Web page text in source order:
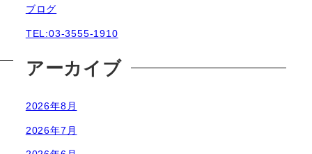
ブログ
TEL:03-3555-1910
アーカイブ
2026年8月
2026年7月